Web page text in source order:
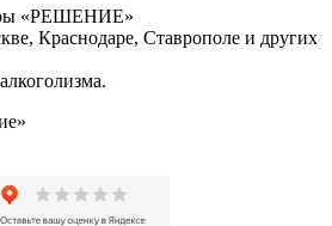
«РЕШЕНИЕ»
Краснодаре, Ставрополе и других